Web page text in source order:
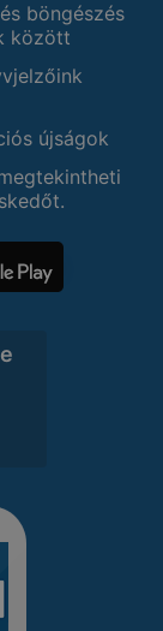
böngészés
között
újságok